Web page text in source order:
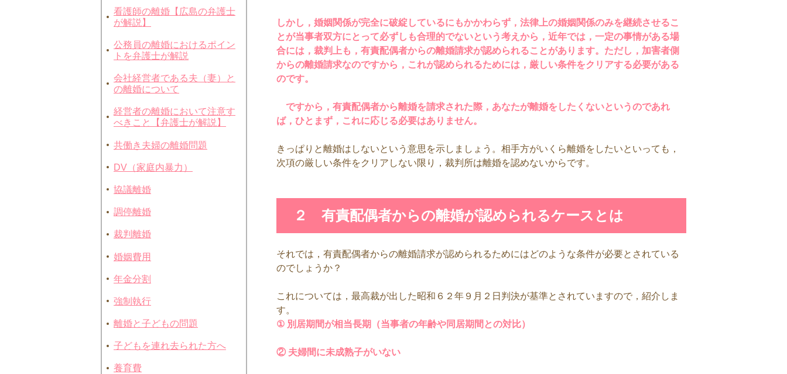
看護師の離婚【広島の弁護士
が解説】
公務員の離婚におけるポイン
トを弁護士が解説
会社経営者である夫（妻）と
の離婚について
経営者の離婚において注意す
べきこと【弁護士が解説】
共働き夫婦の離婚問題
DV（家庭内暴力）
協議離婚
調停離婚
裁判離婚
婚姻費用
年金分割
強制執行
離婚と子どもの問題
子どもを連れ去られた方へ
養育費
しかし，婚姻関係が完全に破綻しているにもかかわらず，法律上の婚姻関係のみを継続させるこ
とが当事者双方にとって必ずしも合理的でないという考えから，近年では，一定の事情がある場
合には，裁判上も，有責配偶者からの離婚請求が認められることがあります。ただし，加害者側
からの離婚請求なのですから，これが認められるためには，厳しい条件をクリアする必要がある
のです。
ですから，有責配偶者から離婚を請求された際，あなたが離婚をしたくないというのであれ
ば，ひとまず，これに応じる必要はありません。
きっぱりと離婚はしないという意思を示しましょう。相手方がいくら離婚をしたいといっても，
次項の厳しい条件をクリアしない限り，裁判所は離婚を認めないからです。
２ 有責配偶者からの離婚が認められるケースとは
それでは，有責配偶者からの離婚請求が認められるためにはどのような条件が必要とされている
のでしょうか？
これについては，最高裁が出した昭和６２年９月２日判決が基準とされていますので，紹介しま
す。
① 別居期間が相当長期（当事者の年齢や同居期間との対比）
② 夫婦間に未成熟子がいない